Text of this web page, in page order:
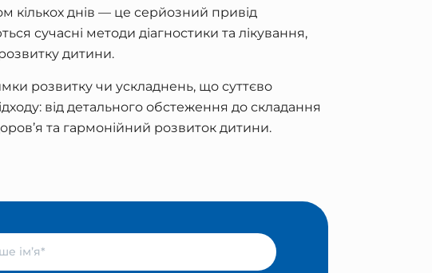
кількох днів — це серйозний привід
сучасні методи діагностики та лікування,
дитини.
розвитку чи ускладнень, що суттєво
від детального обстеження до складання
та гармонійний розвиток дитини.